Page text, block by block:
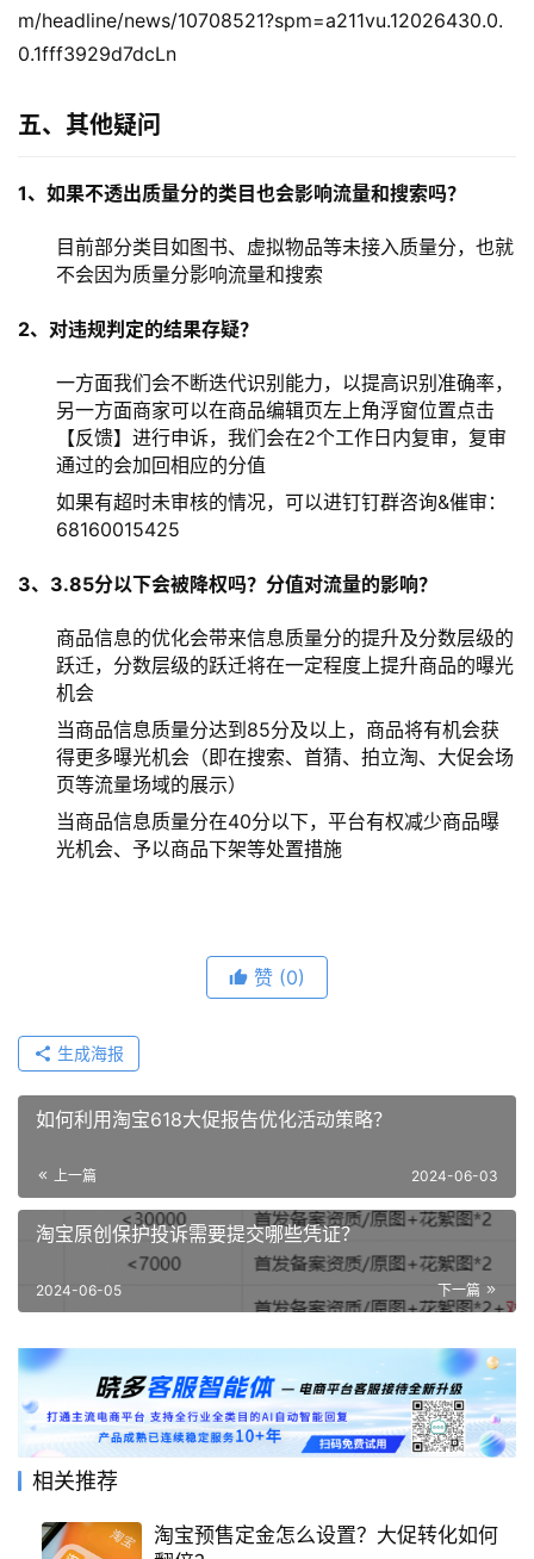
m/headline/news/10708521?spm=a211vu.12026430.0.
0.1fff3929d7dcLn
五、其他疑问
1、如果不透出质量分的类目也会影响流量和搜索吗？
目前部分类目如图书、虚拟物品等未接入质量分，也就
不会因为质量分影响流量和搜索
2、对违规判定的结果存疑？
一方面我们会不断迭代识别能力，以提高识别准确率，
另一方面商家可以在商品编辑页左上角浮窗位置点击
【反馈】进行申诉，我们会在2个工作日内复审，复审
通过的会加回相应的分值
如果有超时未审核的情况，可以进钉钉群咨询&催审：
68160015425
3、3.85分以下会被降权吗？分值对流量的影响？
商品信息的优化会带来信息质量分的提升及分数层级的
跃迁，分数层级的跃迁将在一定程度上提升商品的曝光
机会
当商品信息质量分达到85分及以上，商品将有机会获
得更多曝光机会（即在搜索、首猜、拍立淘、大促会场
页等流量场域的展示）
当商品信息质量分在40分以下，平台有权减少商品曝
光机会、予以商品下架等处置措施
赞 (0)
生成海报
如何利用淘宝618大促报告优化活动策略？
上一篇 2024-06-03
淘宝原创保护投诉需要提交哪些凭证？
下一篇
2024-06-05
相关推荐
淘宝预售定金怎么设置？大促转化如何